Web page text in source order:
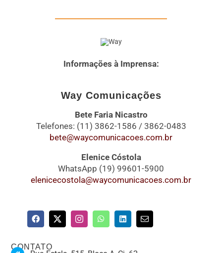
Informações à Imprensa:
Way Comunicações
Bete Faria Nicastro
Telefones: (11) 3862-1586 / 3862-0483
bete@waycomunicacoes.com.br
Elenice Cóstola
WhatsApp (19) 99601-5900
elenicecostola@waycomunicacoes.com.br
CONTATO